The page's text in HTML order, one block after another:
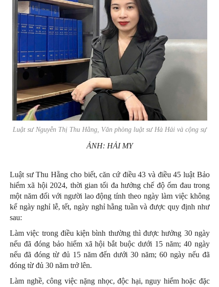
Luật sư Nguyễn Thị Thu Hằng, Văn phòng luật sư Hà Hải và cộng sự
ẢNH: HẢI MY
Luật sư Thu Hằng cho biết, căn cứ điều 43 và điều 45 luật Bảo
hiểm xã hội 2024, thời gian tối đa hưởng chế độ ốm đau trong
một năm đối với người lao động tính theo ngày làm việc không
kể ngày nghỉ lễ, tết, ngày nghỉ hằng tuần và được quy định như
sau:
Làm việc trong điều kiện bình thường thì được hưởng 30 ngày
nếu đã đóng bảo hiểm xã hội bắt buộc dưới 15 năm; 40 ngày
nếu đã đóng từ đủ 15 năm đến dưới 30 năm; 60 ngày nếu đã
đóng từ đủ 30 năm trở lên.
Làm nghề, công việc nặng nhọc, độc hại, nguy hiểm hoặc đặc